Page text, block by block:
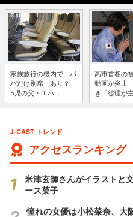
家族旅行の機内で「パ
パだけ別席」あり？
5児の父・エハ...
高市首相の
動画が炎上
き「総理が
J-CAST トレンド
アクセスランキング
米津玄師さんがイラストと
ース菓子
憧れの女優は小松菜奈、